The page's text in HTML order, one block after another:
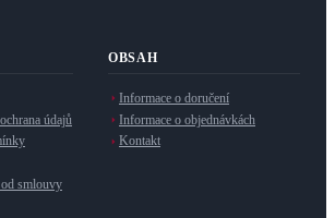
údajů
smlouvy
OBSAH
Informace o doručení
Informace o objednávkách
Kontakt